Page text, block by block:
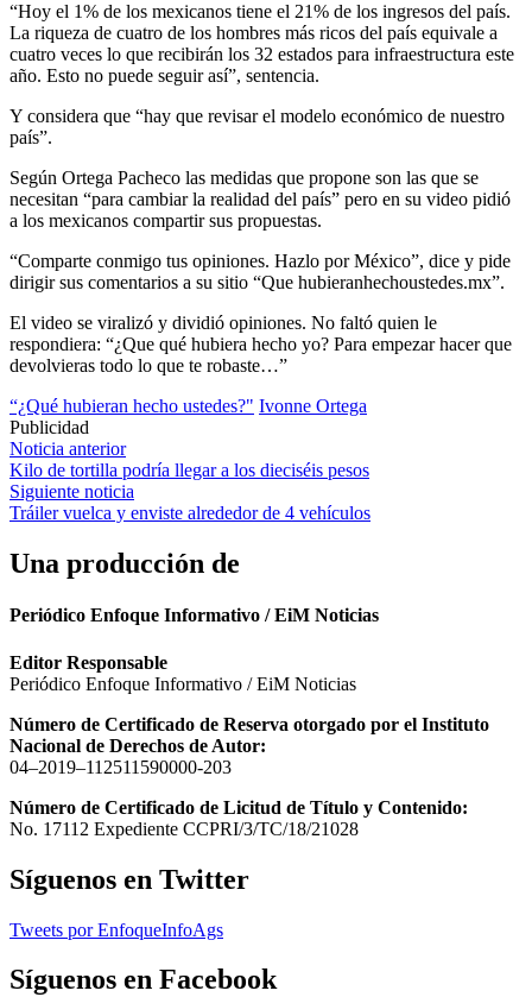
“Hoy el 1% de los mexicanos tiene el 21% de los ingresos del país.
La riqueza de cuatro de los hombres más ricos del país equivale a
cuatro veces lo que recibirán los 32 estados para infraestructura este
año. Esto no puede seguir así”, sentencia.
Y considera que “hay que revisar el modelo económico de nuestro
país”.
Según Ortega Pacheco las medidas que propone son las que se
necesitan “para cambiar la realidad del país” pero en su video pidió
a los mexicanos compartir sus propuestas.
“Comparte conmigo tus opiniones. Hazlo por México”, dice y pide
dirigir sus comentarios a su sitio “Que hubieranhechoustedes.mx”.
El video se viralizó y dividió opiniones. No faltó quien le
respondiera: “¿Que qué hubiera hecho yo? Para empezar hacer que
devolvieras todo lo que te robaste…”
“¿Qué hubieran hecho ustedes?" Ivonne Ortega
Publicidad
Navegación
de
entradas
Noticia anterior
Kilo de tortilla podría llegar a los dieciséis pesos
Siguiente noticia
Tráiler vuelca y enviste alrededor de 4 vehículos
Una producción de
Periódico Enfoque Informativo / EiM Noticias
Editor Responsable
Periódico Enfoque Informativo / EiM Noticias
Número de Certificado de Reserva otorgado por el Instituto
Nacional de Derechos de Autor:
04–2019–112511590000-203
Número de Certificado de Licitud de Título y Contenido:
No. 17112 Expediente CCPRI/3/TC/18/21028
Síguenos en Twitter
Tweets por EnfoqueInfoAgs
Síguenos en Facebook